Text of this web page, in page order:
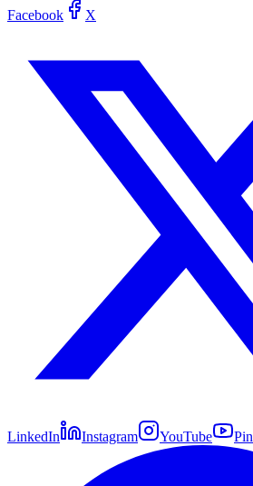
Facebook X
LinkedIn Instagram YouTube